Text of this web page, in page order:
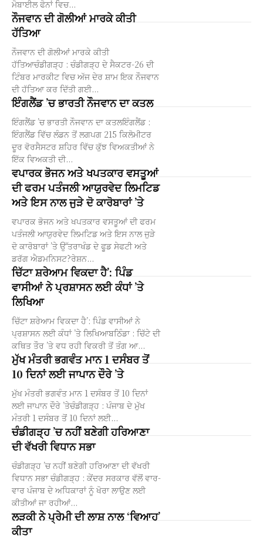
ਮੋਬਾਈਲ ਫੋਨਾਂ ਵਿਚ...
ਨੌਜਵਾਨ ਦੀ ਗੋਲੀਆਂ ਮਾਰਕੇ ਕੀਤੀ
ਹੱਤਿਆ
ਨੌਜਵਾਨ ਦੀ ਗੋਲੀਆਂ ਮਾਰਕੇ ਕੀਤੀ
ਹੱਤਿਆਚੰਡੀਗੜ੍ਹ : ਚੰਡੀਗੜ੍ਹ ਦੇ ਸੈਕਟਰ-26 ਦੀ
ਟਿੰਬਰ ਮਾਰਕੀਟ ਵਿਚ ਅੱਜ ਦੇਰ ਸ਼ਾਮ ਇਕ ਨੌਜਵਾਨ
ਦੀ ਹੱਤਿਆ ਕਰ ਦਿੱਤੀ ਗਈ...
ਇੰਗਲੈਂਡ ’ਚ ਭਾਰਤੀ ਨੌਜਵਾਨ ਦਾ ਕਤਲ
ਇੰਗਲੈਂਡ ’ਚ ਭਾਰਤੀ ਨੌਜਵਾਨ ਦਾ ਕਤਲਇੰਗਲੈਂਡ :
ਇੰਗਲੈਂਡ ਵਿੱਚ ਲੰਡਨ ਤੋਂ ਲਗਪਗ 215 ਕਿਲੋਮੀਟਰ
ਦੂਰ ਵੋਰਸੈਸਟਰ ਸ਼ਹਿਰ ਵਿੱਚ ਕੁੱਝ ਵਿਅਕਤੀਆਂ ਨੇ
ਇੱਕ ਵਿਅਕਤੀ ਦੀ...
ਵਪਾਰਕ ਭੋਜਨ ਅਤੇ ਖਪਤਕਾਰ ਵਸਤੂਆਂ
ਦੀ ਫਰਮ ਪਤੰਜਲੀ ਆਯੁਰਵੇਦ ਲਿਮਟਿਡ
ਅਤੇ ਇਸ ਨਾਲ ਜੁੜੇ ਦੋ ਕਾਰੋਬਾਰਾਂ ’ਤੇ
ਵਪਾਰਕ ਭੋਜਨ ਅਤੇ ਖਪਤਕਾਰ ਵਸਤੂਆਂ ਦੀ ਫਰਮ
ਪਤੰਜਲੀ ਆਯੁਰਵੇਦ ਲਿਮਟਿਡ ਅਤੇ ਇਸ ਨਾਲ ਜੁੜੇ
ਦੋ ਕਾਰੋਬਾਰਾਂ ’ਤੇ ਉੱਤਰਾਖੰਡ ਦੇ ਫੂਡ ਸੇਫਟੀ ਅਤੇ
ਡਰੱਗ ਐਡਮਨਿਸਟ?ਰੇਸ਼ਨ...
ਚਿੱਟਾ ਸ਼ਰੇਆਮ ਵਿਕਦਾ ਹੈ’: ਪਿੰਡ
ਵਾਸੀਆਂ ਨੇ ਪ੍ਰਸ਼ਾਸਨ ਲਈ ਕੰਧਾਂ ’ਤੇ
ਲਿਖਿਆ
ਚਿੱਟਾ ਸ਼ਰੇਆਮ ਵਿਕਦਾ ਹੈ’: ਪਿੰਡ ਵਾਸੀਆਂ ਨੇ
ਪ੍ਰਸ਼ਾਸਨ ਲਈ ਕੰਧਾਂ ’ਤੇ ਲਿਖਿਆਬਠਿੰਡਾ : ਚਿੱਟੇ ਦੀ
ਕਥਿਤ ਤੌਰ ’ਤੇ ਵਧ ਰਹੀ ਵਿਕਰੀ ਤੋਂ ਤੰਗ ਆ...
ਮੁੱਖ ਮੰਤਰੀ ਭਗਵੰਤ ਮਾਨ 1 ਦਸੰਬਰ ਤੋਂ
10 ਦਿਨਾਂ ਲਈ ਜਾਪਾਨ ਦੌਰੇ ’ਤੇ
ਮੁੱਖ ਮੰਤਰੀ ਭਗਵੰਤ ਮਾਨ 1 ਦਸੰਬਰ ਤੋਂ 10 ਦਿਨਾਂ
ਲਈ ਜਾਪਾਨ ਦੌਰੇ ’ਤੇਚੰਡੀਗੜ੍ਹ : ਪੰਜਾਬ ਦੇ ਮੁੱਖ
ਮੰਤਰੀ 1 ਦਸੰਬਰ ਤੋਂ 10 ਦਿਨਾਂ ਲਈ...
ਚੰਡੀਗੜ੍ਹ ’ਚ ਨਹੀਂ ਬਣੇਗੀ ਹਰਿਆਣਾ
ਦੀ ਵੱਖਰੀ ਵਿਧਾਨ ਸਭਾ
ਚੰਡੀਗੜ੍ਹ ’ਚ ਨਹੀਂ ਬਣੇਗੀ ਹਰਿਆਣਾ ਦੀ ਵੱਖਰੀ
ਵਿਧਾਨ ਸਭਾ ਚੰਡੀਗੜ੍ਹ : ਕੇਂਦਰ ਸਰਕਾਰ ਵੱਲੋਂ ਵਾਰ-
ਵਾਰ ਪੰਜਾਬ ਦੇ ਅਧਿਕਾਰਾਂ ਨੂੰ ਖੋਰਾ ਲਾਉਣ ਲਈ
ਕੀਤੀਆਂ ਜਾ ਰਹੀਆਂ...
ਲੜਕੀ ਨੇ ਪ੍ਰੇਮੀ ਦੀ ਲਾਸ਼ ਨਾਲ ‘ਵਿਆਹ’
ਕੀਤਾ